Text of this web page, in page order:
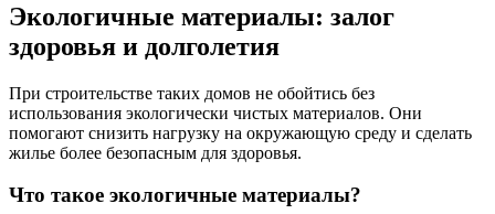
Экологичные материалы: залог
здоровья и долголетия
При строительстве таких домов не обойтись без
использования экологически чистых материалов. Они
помогают снизить нагрузку на окружающую среду и сделать
жилье более безопасным для здоровья.
Что такое экологичные материалы?